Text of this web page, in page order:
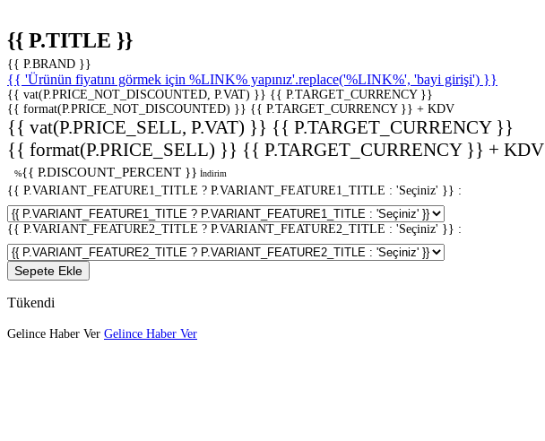
{{ P.TITLE }}
{{ P.BRAND }}
{{ 'Ürünün fiyatını görmek için %LINK% yapınız'.replace('%LINK%', 'bayi girişi') }}
{{ vat(P.PRICE_NOT_DISCOUNTED, P.VAT) }} {{ P.TARGET_CURRENCY }}
{{ format(P.PRICE_NOT_DISCOUNTED) }} {{ P.TARGET_CURRENCY }} + KDV
{{ vat(P.PRICE_SELL, P.VAT) }} {{ P.TARGET_CURRENCY }}
{{ format(P.PRICE_SELL) }} {{ P.TARGET_CURRENCY }} + KDV
%{{ P.DISCOUNT_PERCENT }} İndirim
{{ P.VARIANT_FEATURE1_TITLE ? P.VARIANT_FEATURE1_TITLE : 'Seçiniz' }} :
{{ P.VARIANT_FEATURE2_TITLE ? P.VARIANT_FEATURE2_TITLE : 'Seçiniz' }} :
Sepete Ekle
Tükendi
Gelince Haber Ver Gelince Haber Ver